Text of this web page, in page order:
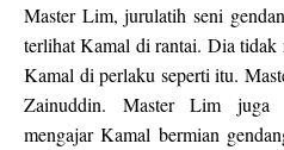
Master Lim, jurulatih seni
terlihat Kamal di rantai. Dia tidak
Kamal di perlaku seperti itu.
Zainuddin. Master Lim juga
mengajar Kamal bermian